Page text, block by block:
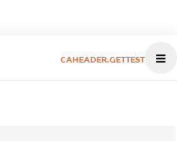
CAHEADER.GETTEST